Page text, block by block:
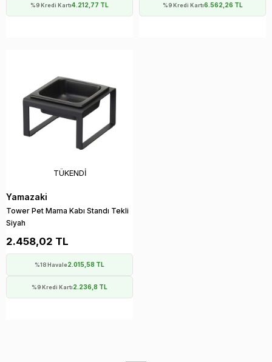
%9 Kredi Kartı4.212,77 TL %9 Kredi Kartı6.562,26 TL
TÜKENDI
Yamazaki
Tower Pet Mama Kabı Standı Tekli
Siyah
2.458,02 TL
%18 Havale2.015,58 TL
%9 Kredi Kartı2.236,8 TL